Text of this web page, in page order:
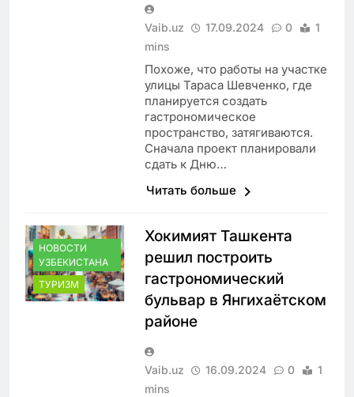
Vaib.uz 17.09.2024 0
1
mins
Похоже, что работы на участке
улицы Тараса Шевченко, где
планируется создать
гастрономическое
пространство, затягиваются.
Сначала проект планировали
сдать к Дню…
Читать больше
НОВОСТИ
УЗБЕКИСТАНА
ТУРИЗМ
Хокимият Ташкента
решил построить
гастрономический
бульвар в Янгихаётском
районе
Vaib.uz 16.09.2024 0
1
mins